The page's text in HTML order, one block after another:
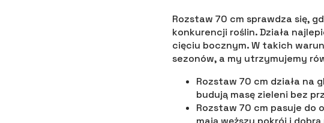
Rozstaw 70 cm sprawdza się,
konkurencji roślin. Działa
cięciu bocznym. W takich
sezonów, a my utrzymujemy
Rozstaw 70 cm działa na
budują masę zieleni bez
Rozstaw 70 cm pasuje do